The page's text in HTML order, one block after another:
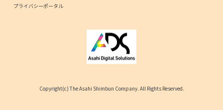
プライバシーポータル
Copyright(c) The Asahi Shimbun Company. All Rights Reserved.